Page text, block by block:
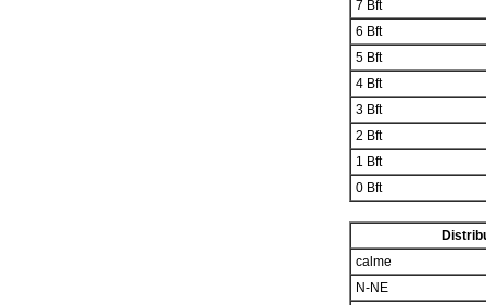
7 Bft
6 Bft
5 Bft
4 Bft
3 Bft
2 Bft
1 Bft
0 Bft
calme
N-NE